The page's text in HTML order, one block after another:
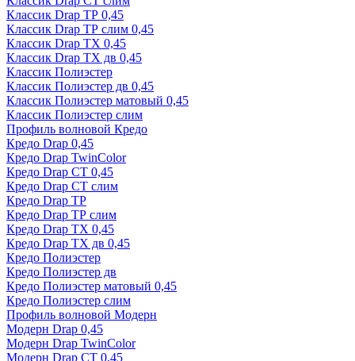
Классик Drap ТР 0,45
Классик Drap ТР слим 0,45
Классик Drap ТХ 0,45
Классик Drap ТХ дв 0,45
Классик Полиэстер
Классик Полиэстер дв 0,45
Классик Полиэстер матовый 0,45
Классик Полиэстер слим
Профиль волновой Кредо
Кредо Drap 0,45
Кредо Drap TwinColor
Кредо Drap СТ 0,45
Кредо Drap СТ слим
Кредо Drap ТР
Кредо Drap ТР слим
Кредо Drap ТХ 0,45
Кредо Drap ТХ дв 0,45
Кредо Полиэстер
Кредо Полиэстер дв
Кредо Полиэстер матовый 0,45
Кредо Полиэстер слим
Профиль волновой Модерн
Модерн Drap 0,45
Модерн Drap TwinColor
Модерн Drap СТ 0,45